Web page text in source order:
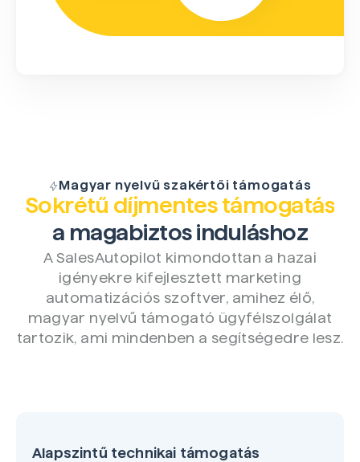
Magyar nyelvű szakértői támogatás
Sokrétű díjmentes támogatás
a magabiztos induláshoz
A SalesAutopilot kimondottan a hazai
igényekre kifejlesztett marketing
automatizációs szoftver, amihez élő,
magyar nyelvű támogató ügyfélszolgálat
tartozik, ami mindenben a segítségedre lesz.
Alapszintű technikai támogatás